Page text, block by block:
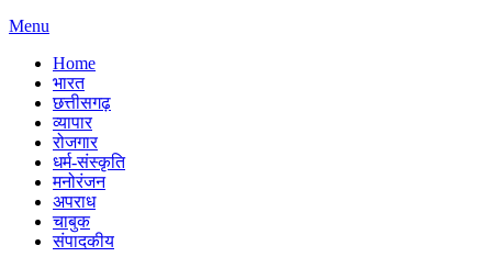
Menu
Home
भारत
छत्तीसगढ़
व्यापार
रोजगार
धर्म-संस्कृति
मनोरंजन
अपराध
चाबुक
संपादकीय